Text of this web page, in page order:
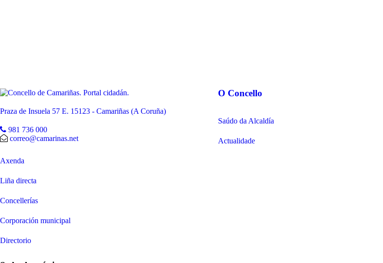
Praza de Insuela 57 E. 15123 - Camariñas (A Coruña)
981 736 000
correo@camarinas.net
O Concello
Saúdo da Alcaldía
Actualidade
Axenda
Liña directa
Concellerías
Corporación municipal
Directorio